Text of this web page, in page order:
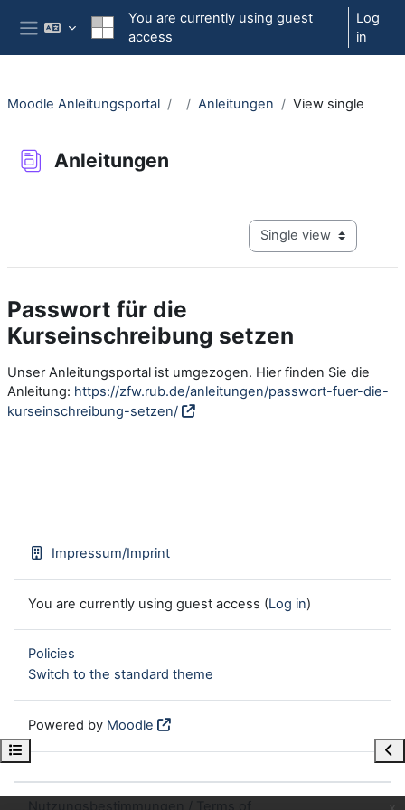
Skip to main content
Side panel
You are currently using guest
access
Log
in
Open course index
Moodle Anleitungsportal Anleitungen View single
Anleitungen
View mode tertiary
Passwort für die
Kurseinschreibung setzen
Unser Anleitungsportal ist umgezogen. Hier finden Sie die
Anleitung: https://zfw.rub.de/anleitungen/passwort-fuer-die-
kurseinschreibung-setzen/
Impressum/Imprint
You are currently using guest access (Log in)
Policies
Switch to the standard theme
Powered by Moodle